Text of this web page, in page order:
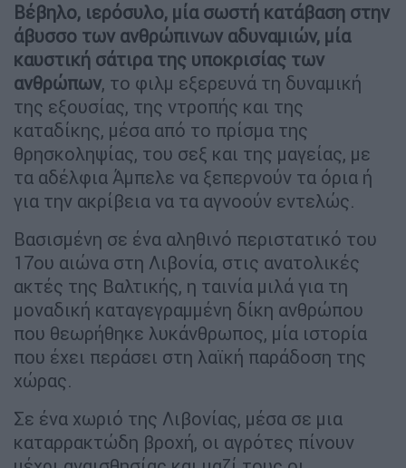
Βέβηλο, ιερόσυλο, μία σωστή κατάβαση στην
άβυσσο των ανθρώπινων αδυναμιών, μία
καυστική σάτιρα της υποκρισίας των
ανθρώπων, το φιλμ εξερευνά τη δυναμική
της εξουσίας, της ντροπής και της
καταδίκης, μέσα από το πρίσμα της
θρησκοληψίας, του σεξ και της μαγείας, με
τα αδέλφια Άμπελε να ξεπερνούν τα όρια ή
για την ακρίβεια να τα αγνοούν εντελώς.
Βασισμένη σε ένα αληθινό περιστατικό του
17ου αιώνα στη Λιβονία, στις ανατολικές
ακτές της Βαλτικής, η ταινία μιλά για τη
μοναδική καταγεγραμμένη δίκη ανθρώπου
που θεωρήθηκε λυκάνθρωπος, μία ιστορία
που έχει περάσει στη λαϊκή παράδοση της
χώρας.
Σε ένα χωριό της Λιβονίας, μέσα σε μια
καταρρακτώδη βροχή, οι αγρότες πίνουν